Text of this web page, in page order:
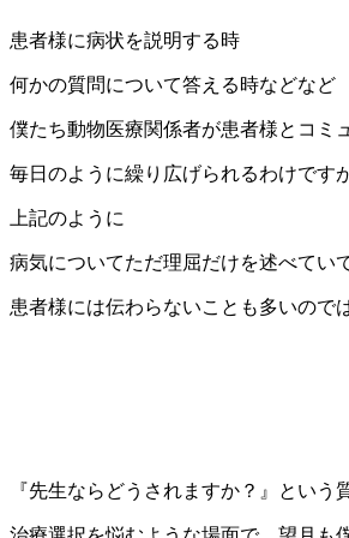
患者様に病状を説明する時
何かの質問について答える時などなど
僕たち動物医療関係者が患者様とコミ
毎日のように繰り広げられるわけです
上記のように
病気についてただ理屈だけを述べてい
患者様には伝わらないことも多いので
『先生ならどうされますか？』という